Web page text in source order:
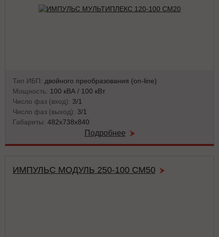
Тип ИБП: двойного преобразования (on-line)
Мощность: 100 кВА / 100 кВт
Число фаз (вход): 3/1
Число фаз (выход): 3/1
Габариты: 482х738х840
Подробнее
ИМПУЛЬС МОДУЛЬ 250-100 СМ50